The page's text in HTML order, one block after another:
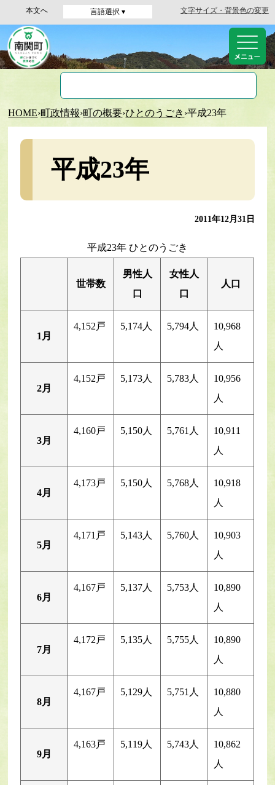
本文へ 言語選択 ▾ 文字サイズ・背景色の変更
HOME›町政情報›町の概要›ひとのうごき ›平成23年
平成23年
2011年12月31日
平成23年 ひとのうごき
世帯数
男性人
口
女性人
口
人口
1月
4,152戸 5,174人 5,794人
10,968
人
2月
4,152戸 5,173人 5,783人
10,956
人
3月
4,160戸 5,150人 5,761人
10,911
人
4月
4,173戸 5,150人 5,768人
10,918
人
5月
4,171戸 5,143人 5,760人
10,903
人
6月
4,167戸 5,137人 5,753人
10,890
人
7月
4,172戸 5,135人 5,755人
10,890
人
8月
4,167戸 5,129人 5,751人
10,880
人
9月
4,163戸 5,119人 5,743人
10,862
人